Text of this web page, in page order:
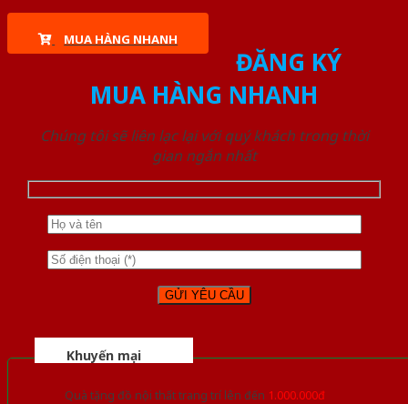
MUA HÀNG NHANH
ĐĂNG KÝ
MUA HÀNG NHANH
Chúng tôi sẽ liên lạc lại với quý khách trong thời
gian ngắn nhất
Khuyến mại
Quà tặng đồ nội thất trang trí lên đến 1.000.000đ